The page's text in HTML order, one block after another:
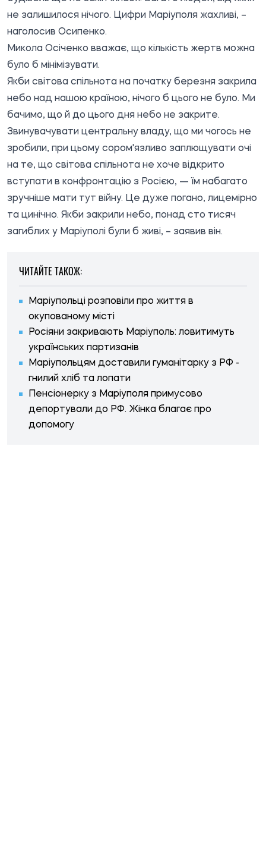
не залишилося нічого. Цифри Маріуполя жахливі, –
наголосив Осипенко.
Микола Осіченко вважає, що кількість жертв можна
було б мінімізувати.
Якби світова спільнота на початку березня закрила
небо над нашою країною, нічого б цього не було. Ми
бачимо, що й до цього дня небо не закрите.
Звинувачувати центральну владу, що ми чогось не
зробили, при цьому сором'язливо заплющувати очі
на те, що світова спільнота не хоче відкрито
вступати в конфронтацію з Росією, — їм набагато
зручніше мати тут війну. Це дуже погано, лицемірно
та цинічно. Якби закрили небо, понад сто тисяч
загиблих у Маріуполі були б живі, – заявив він.
ЧИТАЙТЕ ТАКОЖ:
Маріупольці розповіли про життя в
окупованому місті
Росіяни закривають Маріуполь: ловитимуть
українських партизанів
Маріупольцям доставили гуманітарку з РФ -
гнилий хліб та лопати
Пенсіонерку з Маріуполя примусово
депортували до РФ. Жінка благає про
допомогу